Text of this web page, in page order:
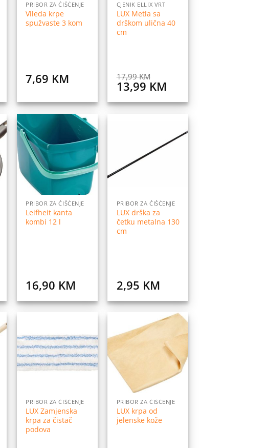
PRIBOR ZA ČIŠĆENJE
Vileda krpe
spužvaste 3 kom
7,69 KM
CJENIK ELLIX VRT
LUX Metla sa
drškom ulična 40
cm
17,99KM
Original
price
was:
13,99 KMCurrent
is:
13,99 KM.
Dodaj
na
želja
PRIBOR ZA ČIŠĆENJE
Leifheit kanta
kombi 12 l
16,90 KM
Dodaj
PRIBOR ZA ČIŠĆENJE
LUX drška za
četku metalna 130
cm
2,95 KM
Dodaj
na
listu
želja
PRIBOR ZA ČIŠĆENJE
LUX Zamjenska
krpa za čistač
podova
na
listu
želja
PRIBOR ZA ČIŠĆENJE
LUX krpa od
jelenske kože